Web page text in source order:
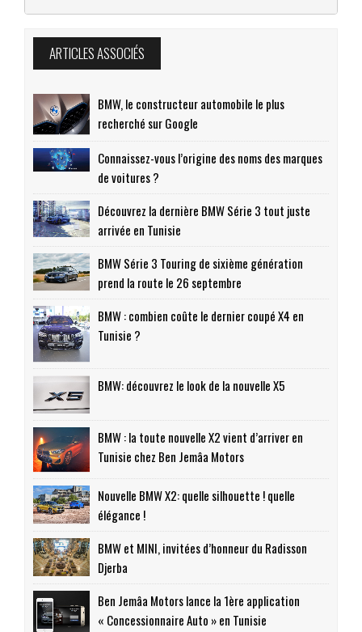
ARTICLES ASSOCIÉS
BMW, le constructeur automobile le plus
recherché sur Google
Connaissez-vous l’origine des noms des marques
de voitures ?
Découvrez la dernière BMW Série 3 tout juste
arrivée en Tunisie
BMW Série 3 Touring de sixième génération
prend la route le 26 septembre
BMW : combien coûte le dernier coupé X4 en
Tunisie ?
BMW: découvrez le look de la nouvelle X5
BMW : la toute nouvelle X2 vient d’arriver en
Tunisie chez Ben Jemâa Motors
Nouvelle BMW X2: quelle silhouette ! quelle
élégance !
BMW et MINI, invitées d’honneur du Radisson
Djerba
Ben Jemâa Motors lance la 1ère application
« Concessionnaire Auto » en Tunisie